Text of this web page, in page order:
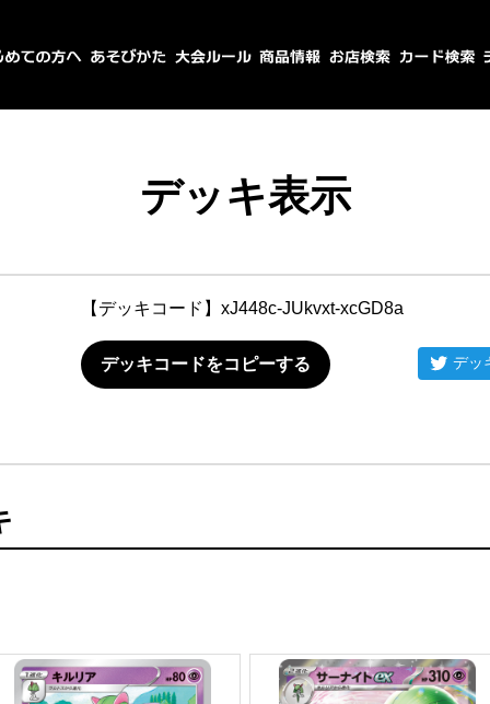
デッキ表示
【デッキコード】 xJ448c-JUkvxt-xcGD8a
デッキコードをコピーする デッ